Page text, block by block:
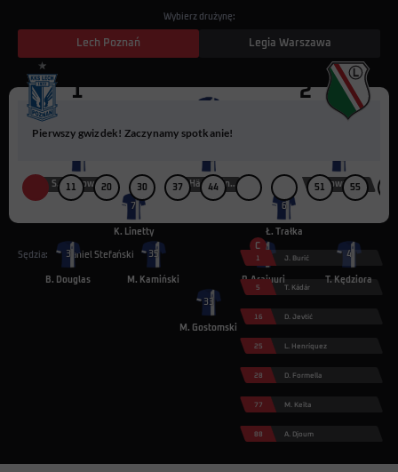
Wybierz drużynę:
Lech Poznań Legia Warszawa
1 2
33
M. Gostomski
3
B. Douglas
35
M. Kamiński P. Arajuuri
4
T. Kędziora
7
K. Linetty
6
Ł. Trałka
S. Pawłowski K. Hämäläinen D. Kownacki
Z. Sadajew
Pierwszy gwizdek! Zaczynamy spotkanie!
20 30 37 44 51 55
Sędzia: Daniel Stefański 1 J. Burić
5 T. Kádár
16 D. Jevtić
25 L. Henríquez
28 D. Formella
77 M. Keïta
88 A. Djoum